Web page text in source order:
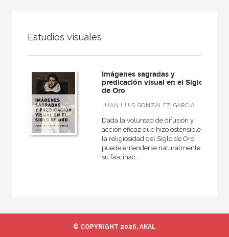
Ciencias humanas y sociales
Lengua y literatura
MATERIAS
Actual
Estudios visuales
Imágenes sagradas y
predicación visual en el Siglo
de Oro
JUAN LUIS GONZÁLEZ GARCÍA
Dada la voluntad de difusión y
acción eficaz que hizo ostensible
la religiosidad del Siglo de Oro,
puede entenderse naturalmente
su fascinac...
© COPYRIGHT 2026, AKAL